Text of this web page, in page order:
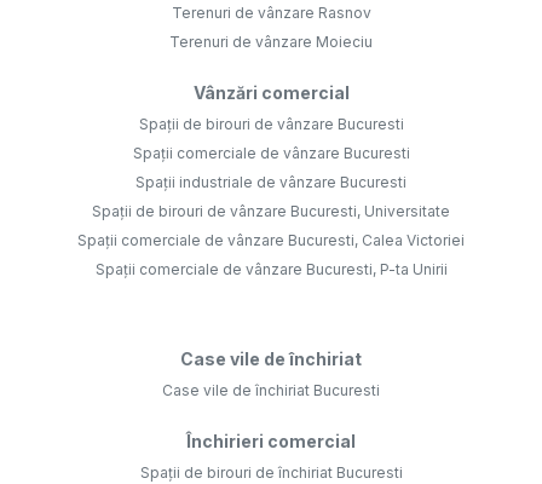
Terenuri de vânzare Rasnov
Terenuri de vânzare Moieciu
Vânzări comercial
Spații de birouri de vânzare Bucuresti
Spații comerciale de vânzare Bucuresti
Spații industriale de vânzare Bucuresti
Spații de birouri de vânzare Bucuresti, Universitate
Spații comerciale de vânzare Bucuresti, Calea Victoriei
Spații comerciale de vânzare Bucuresti, P-ta Unirii
Case vile de închiriat
Case vile de închiriat Bucuresti
Închirieri comercial
Spații de birouri de închiriat Bucuresti